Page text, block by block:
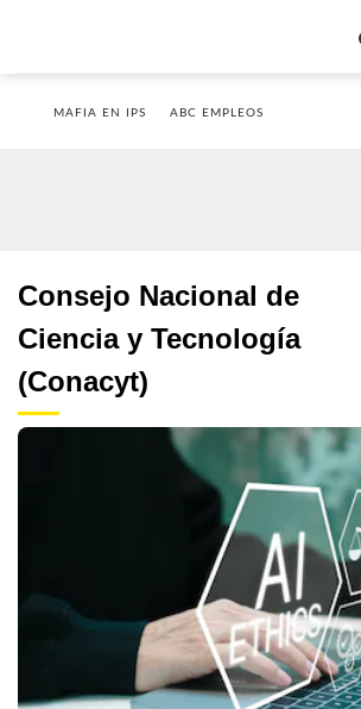
MAFIA EN IPS ABC EMPLEOS
Consejo Nacional de
Ciencia y Tecnología
(Conacyt)